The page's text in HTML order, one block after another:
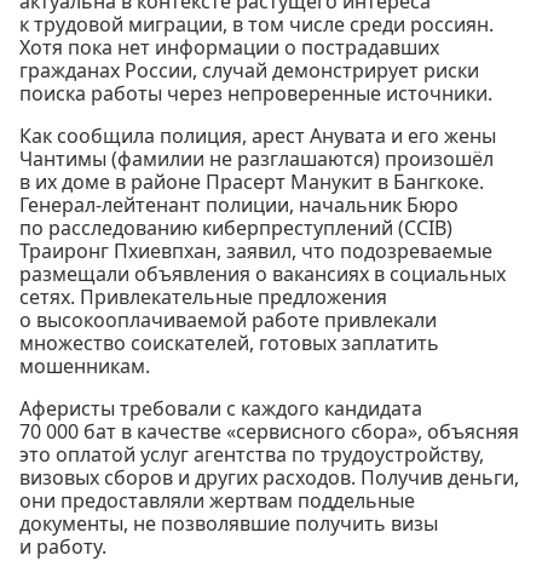
к трудовой миграции, в том числе среди россиян.
Хотя пока нет информации о пострадавших
гражданах России, случай демонстрирует риски
поиска работы через непроверенные источники.
Как сообщила полиция, арест Анувата и его жены
Чантимы (фамилии не разглашаются) произошёл
в их доме в районе Прасерт Манукит в Бангкоке.
Генерал-лейтенант полиции, начальник Бюро
по расследованию киберпреступлений (CCIB)
Траиронг Пхиевпхан, заявил, что подозреваемые
размещали объявления о вакансиях в социальных
сетях. Привлекательные предложения
о высокооплачиваемой работе привлекали
множество соискателей, готовых заплатить
мошенникам.
Аферисты требовали с каждого кандидата
70 000 бат в качестве «сервисного сбора», объясняя
это оплатой услуг агентства по трудоустройству,
визовых сборов и других расходов. Получив деньги,
они предоставляли жертвам поддельные
документы, не позволявшие получить визы
и работу.